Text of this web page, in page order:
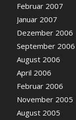
Februar 2007
Januar 2007
Dezember 2006
September 2006
August 2006
April 2006
Februar 2006
November 2005
August 2005